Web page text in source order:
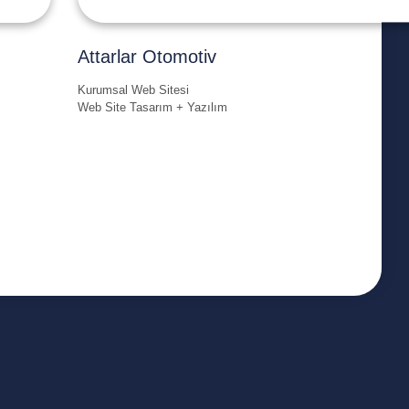
Attarlar Otomotiv
Kurumsal Web Sitesi
Web Site Tasarım + Yazılım